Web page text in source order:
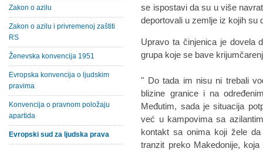
se ispostavi da su u više
deportovali u zemlje iz kojih su
Upravo ta činjenica je dovela
grupa koje se bave
" Do tada im nisu ni trebali
blizine granice i na
Međutim, sada je situacija
već u kampovima sa
kontakt sa onima koji žele
tranzit preko Makedonije,
Zakon o azilu
Zakon o azilu i privremenoj zaštiti
RS
Ženevska konvencija 1951
Evropska konvencija o ljudskim
pravima
Konvencija o pravnom položaju
apartida
Evropski sud za ljudska prava